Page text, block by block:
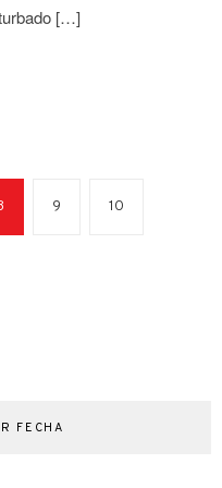
[…]
9 10
FECHA